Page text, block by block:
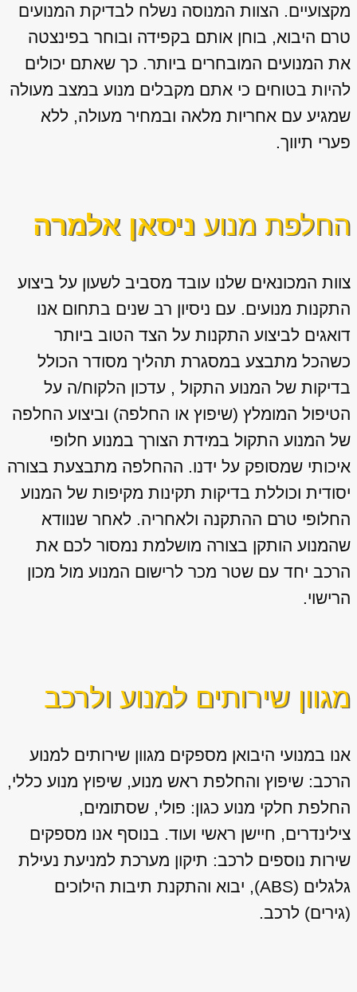
מקצועיים. הצוות המנוסה נשלח לבדיקת המנועים
טרם היבוא, בוחן אותם בקפידה ובוחר בפינצטה
את המנועים המובחרים ביותר. כך שאתם יכולים
להיות בטוחים כי אתם מקבלים מנוע במצב מעולה
שמגיע עם אחריות מלאה ובמחיר מעולה, ללא
פערי תיווך.
החלפת מנוע ניסאן אלמרה
צוות המכונאים שלנו עובד מסביב לשעון על ביצוע
התקנות מנועים. עם ניסיון רב שנים בתחום אנו
דואגים לביצוע התקנות על הצד הטוב ביותר
כשהכל מתבצע במסגרת תהליך מסודר הכולל
בדיקות של המנוע התקול , עדכון הלקוח/ה על
הטיפול המומלץ (שיפוץ או החלפה) וביצוע החלפה
של המנוע התקול במידת הצורך במנוע חלופי
איכותי שמסופק על ידנו. ההחלפה מתבצעת בצורה
יסודית וכוללת בדיקות תקינות מקיפות של המנוע
החלופי טרם ההתקנה ולאחריה. לאחר שנוודא
שהמנוע הותקן בצורה מושלמת נמסור לכם את
הרכב יחד עם שטר מכר לרישום המנוע מול מכון
הרישוי.
מגוון שירותים למנוע ולרכב
אנו במנועי היבואן מספקים מגוון שירותים למנוע
הרכב: שיפוץ והחלפת ראש מנוע, שיפוץ מנוע כללי,
החלפת חלקי מנוע כגון: פולי, שסתומים,
צילינדרים, חיישן ראשי ועוד. בנוסף אנו מספקים
שירות נוספים לרכב: תיקון מערכת למניעת נעילת
גלגלים (ABS), יבוא והתקנת תיבות הילוכים
(גירים) לרכב.